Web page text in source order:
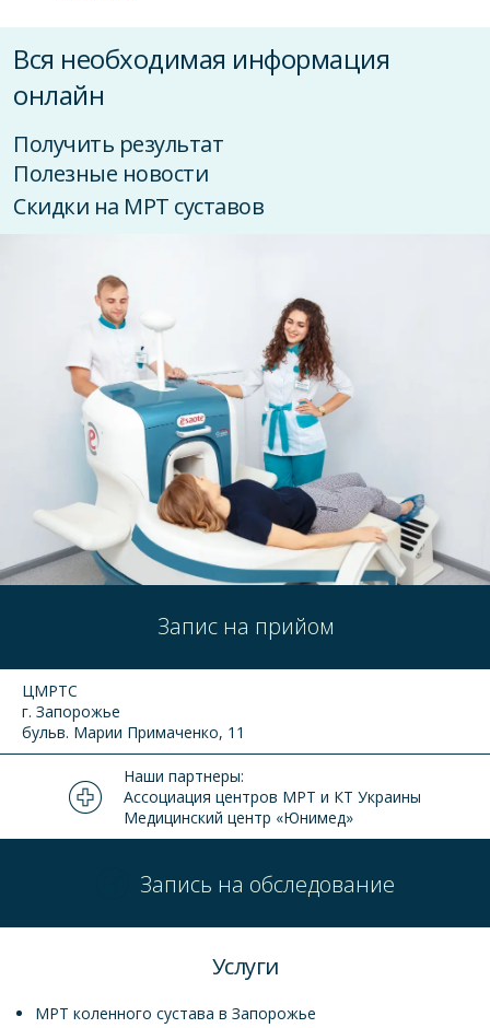
Вся необходимая информация
онлайн
Получить результат
Полезные новости
Скидки на МРТ суставов
Запис на прийом
ЦМРТС
г. Запорожье
бульв. Марии Примаченко, 11
Наши партнеры:
Ассоциация центров МРТ и КТ Украины
Медицинский центр «Юнимед»
Запись на обследование
Услуги
МРТ коленного сустава в Запорожье